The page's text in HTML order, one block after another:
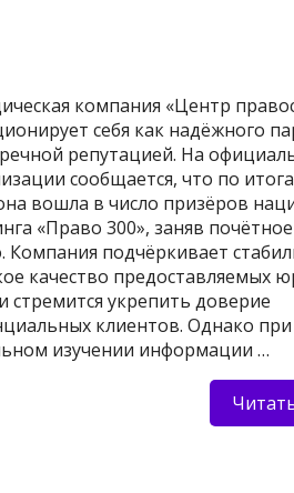
компания «Центр
себя как надёжного
репутацией. На
сообщается, что по
вошла в число призёров
«Право 300», заняв
Компания подчёркивает
качество предоставляемых
стремится укрепить доверие
клиентов. Однако при
изучении информации …